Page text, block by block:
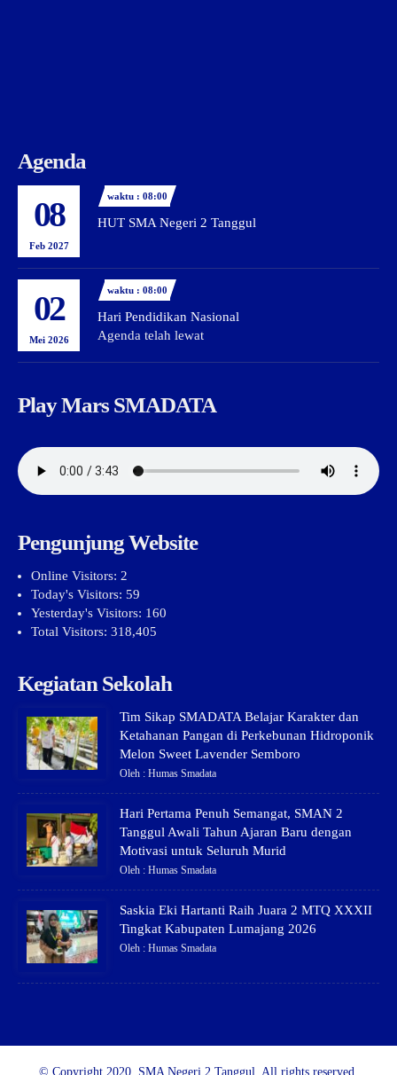
Agenda
08
Feb 2027
waktu : 08:00
HUT SMA Negeri 2 Tanggul
02
Mei 2026
waktu : 08:00
Hari Pendidikan Nasional
Agenda telah lewat
Play Mars SMADATA
Pengunjung Website
Online Visitors: 2
Today's Visitors: 59
Yesterday's Visitors: 160
Total Visitors: 318,405
Kegiatan Sekolah
Tim Sikap SMADATA Belajar Karakter dan
Ketahanan Pangan di Perkebunan Hidroponik
Melon Sweet Lavender Semboro
Oleh : Humas Smadata
Hari Pertama Penuh Semangat, SMAN 2
Tanggul Awali Tahun Ajaran Baru dengan
Motivasi untuk Seluruh Murid
Oleh : Humas Smadata
Saskia Eki Hartanti Raih Juara 2 MTQ XXXII
Tingkat Kabupaten Lumajang 2026
Oleh : Humas Smadata
© Copyright 2020, SMA Negeri 2 Tanggul. All rights reserved.